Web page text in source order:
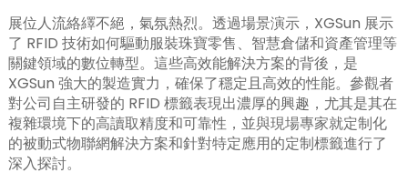
展位人流絡繹不絕，氣氛熱烈。透過場景演示，XGSun 展示
了 RFID 技術如何驅動服裝珠寶零售、智慧倉儲和資產管理等
關鍵領域的數位轉型。這些高效能解決方案的背後，是
XGSun 強大的製造實力，確保了穩定且高效的性能。參觀者
對公司自主研發的 RFID 標籤表現出濃厚的興趣，尤其是其在
複雜環境下的高讀取精度和可靠性，並與現場專家就定制化
的被動式物聯網解決方案和針對特定應用的定制標籤進行了
深入探討。